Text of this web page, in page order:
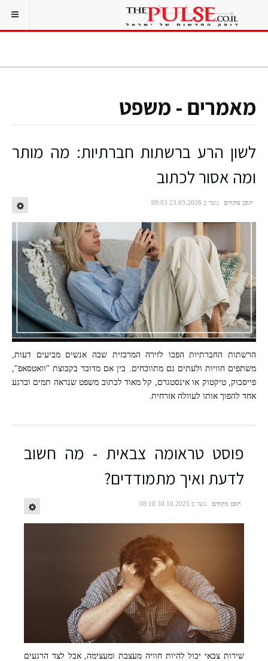
מאמרים - משפט
לשון הרע ברשתות חברתיות: מה מותר
ומה אסור לכתוב
תוכן מקודם נוצר ב 23.03.2026 09:03
הרשתות החברתיות הפכו לזירה המרכזית שבה אנשים מביעים דעות,
משתפים חוויות ולעתים גם מתווכחים. בין אם מדובר בקבוצת "וואטסאפ",
פייסבוק, טיקטוק או אינסטגרם, קל מאוד לכתוב משפט שנראה תמים וברגע
אחד להפוך אותו לעוולה אזרחית.
פוסט טראומה צבאית - מה חשוב
לדעת ואיך מתמודדים?
תוכן מקודם נוצר ב 30.10.2025 08:10
שירות צבאי יכול להיות חוויה מעצבת ומעצימה, אבל לצד הרגעים